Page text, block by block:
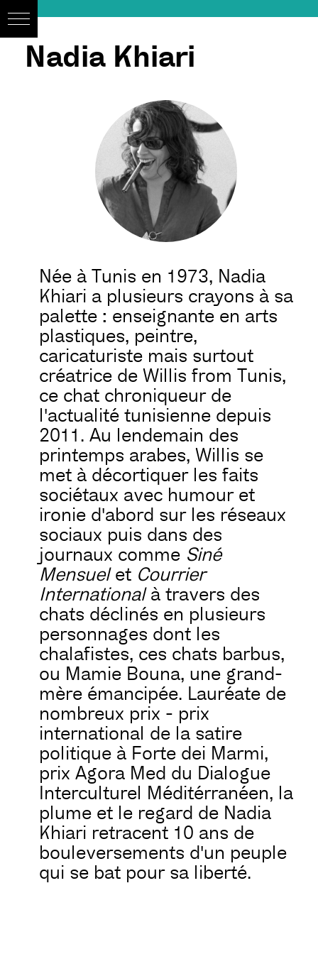
Nadia Khiari
Née à Tunis en 1973, Nadia
Khiari a plusieurs crayons à sa
palette : enseignante en arts
plastiques, peintre,
caricaturiste mais surtout
créatrice de Willis from Tunis,
ce chat chroniqueur de
l'actualité tunisienne depuis
2011. Au lendemain des
printemps arabes, Willis se
met à décortiquer les faits
sociétaux avec humour et
ironie d'abord sur les réseaux
sociaux puis dans des
journaux comme Siné
Mensuelet Courrier
Internationalà travers des
chats déclinés en plusieurs
personnages dont les
chalafistes, ces chats barbus,
ou Mamie Bouna, une grand-
mère émancipée. Lauréate de
nombreux prix - prix
international de la satire
politique à Forte dei Marmi,
prix Agora Med du Dialogue
Interculturel Méditérranéen, la
plume et le regard de Nadia
Khiari retracent 10 ans de
bouleversements d'un peuple
qui se bat pour sa liberté.